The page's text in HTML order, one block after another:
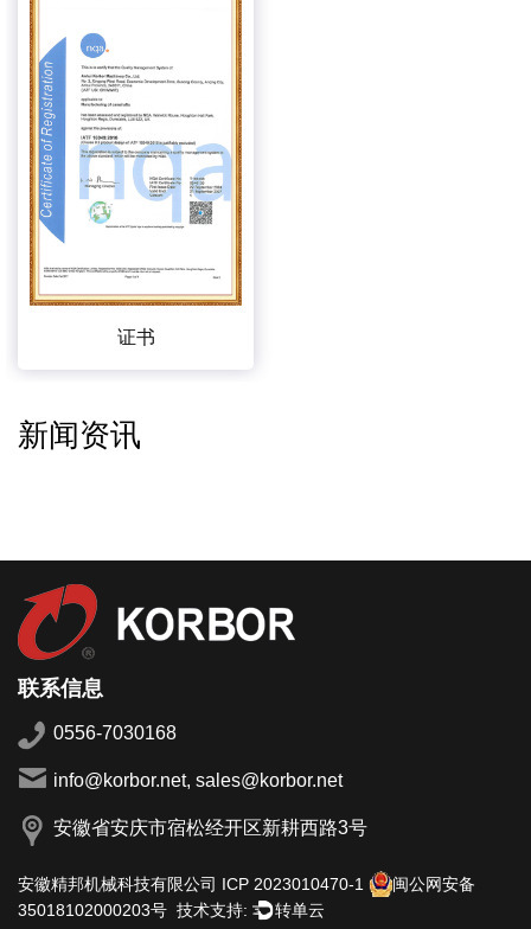
证书
新闻资讯
联系信息
0556-7030168
info@korbor.net, sales@korbor.net
安徽省安庆市宿松经开区新耕西路3号
安徽精邦机械科技有限公司 ICP 2023010470-1
闽公网安备
35018102000203号 技术支持: 转单云